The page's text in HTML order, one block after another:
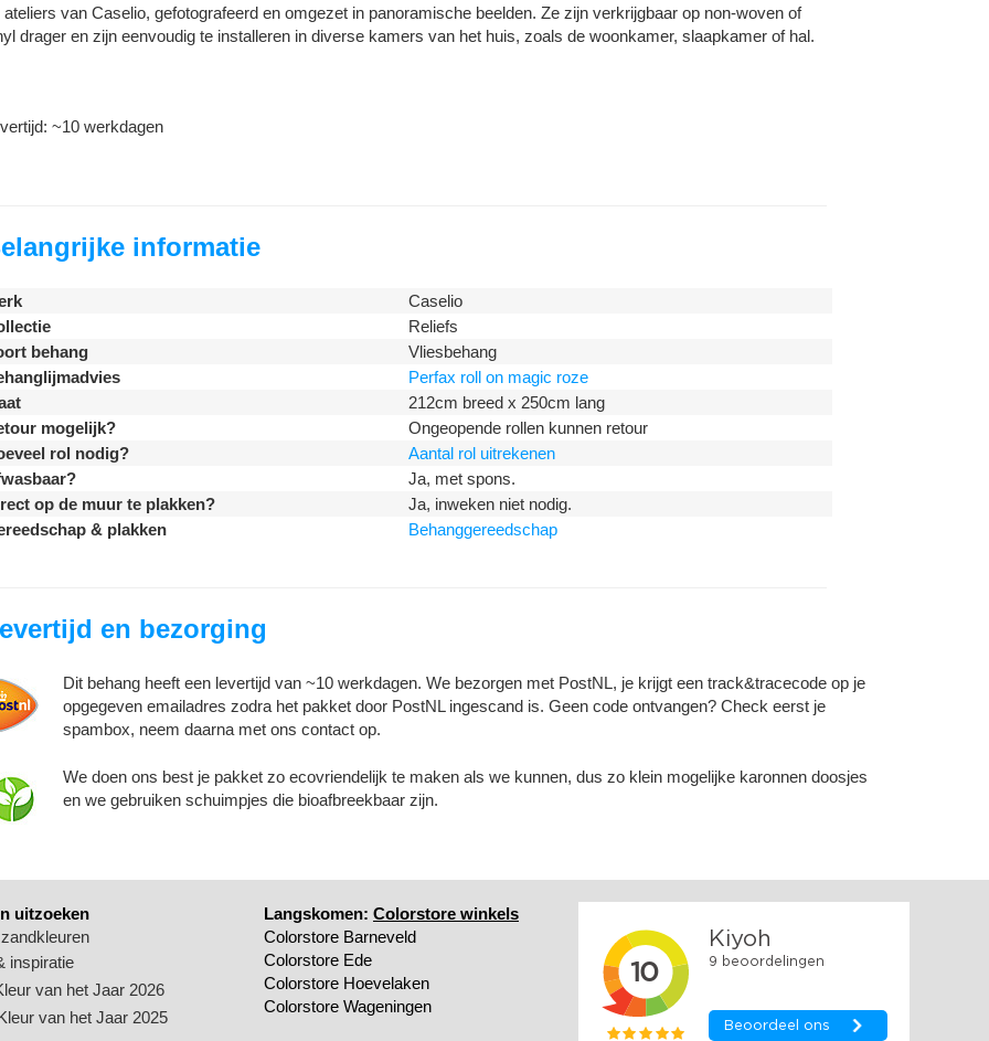
ateliers van Caselio, gefotografeerd en omgezet in panoramische beelden. Ze zijn verkrijgbaar op non-woven of
drager en zijn eenvoudig te installeren in diverse kamers van het huis, zoals de woonkamer, slaapkamer of hal.
~10 werkdagen
informatie
Caselio
Reliefs
behang
Vliesbehang
Perfax roll on magic roze
212cm breed x 250cm lang
mogelijk?
Ongeopende rollen kunnen retour
rol nodig?
Aantal rol uitrekenen
Ja, met spons.
op de muur te plakken?
Ja, inweken niet nodig.
& plakken
Behanggereedschap
en bezorging
Dit behang heeft een levertijd van ~10 werkdagen. We bezorgen met PostNL, je krijgt een track&tracecode op je
opgegeven emailadres zodra het pakket door PostNL ingescand is. Geen code ontvangen? Check eerst je
spambox, neem daarna met ons contact op.
We doen ons best je pakket zo ecovriendelijk te maken als we kunnen, dus zo klein mogelijke karonnen doosjes
en we gebruiken schuimpjes die bioafbreekbaar zijn.
uitzoeken
inspiratie
van het Jaar 2026
van het Jaar 2025
Langskomen: Colorstore winkels
Colorstore Barneveld
Colorstore Ede
Colorstore Hoevelaken
Colorstore Wageningen